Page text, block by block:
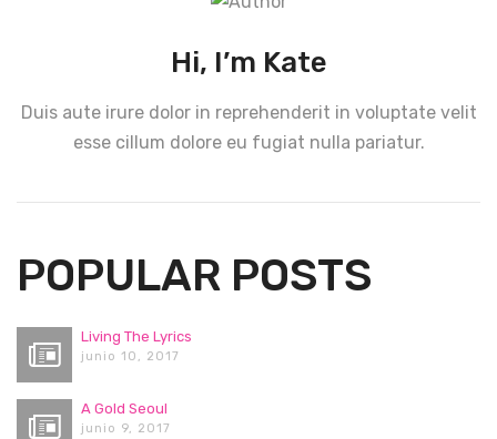
Hi, I’m Kate
Duis aute irure dolor in reprehenderit in voluptate velit
esse cillum dolore eu fugiat nulla pariatur.
POPULAR POSTS
Living The Lyrics
junio 10, 2017
A Gold Seoul
junio 9, 2017